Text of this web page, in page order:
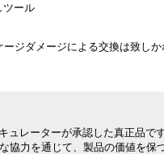
ツール
ジダメージによる交換は致しか
ュレーターが承認した真正品です
協力を通じて、製品の価値を保